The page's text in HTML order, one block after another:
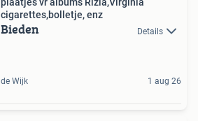
plaatjes vr albums Rizla,Virginia
cigarettes,bolletje, enz
Bieden Details
de Wijk 1 aug 26